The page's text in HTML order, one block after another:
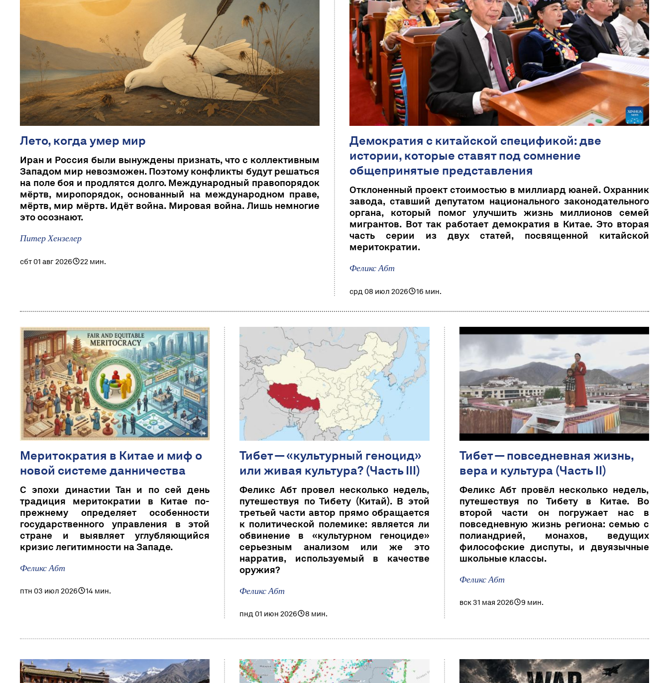
Лето, когда умер мир
Иран и Россия были вынуждены признать, что с коллективным
Западом мир невозможен. Поэтому конфликты будут решаться
на поле боя и продлятся долго. Международный правопорядок
мёртв, миропорядок, основанный на международном праве,
мёртв, мир мёртв. Идёт война. Мировая война. Лишь немногие
это осознают.
Питер Хензелер
сбт 01 авг 2026 22 мин.
Демократия с китайской спецификой: две
истории, которые ставят под сомнение
общепринятые представления
Отклоненный проект стоимостью в миллиард юаней. Охранник
завода, ставший депутатом национального законодательного
органа, который помог улучшить жизнь миллионов семей
мигрантов. Вот так работает демократия в Китае. Это вторая
часть серии из двух статей, посвященной китайской
меритократии.
Феликс Абт
срд 08 июл 2026 16 мин.
Меритократия в Китае и миф о
новой системе данничества
С эпохи династии Тан и по сей день
традиция меритократии в Китае по-
прежнему определяет особенности
государственного управления в этой
стране и выявляет углубляющийся
кризис легитимности на Западе.
Феликс Абт
птн 03 июл 2026 14 мин.
Тибет — «культурный геноцид»
или живая культура? (Часть III)
Феликс Абт провел несколько недель,
путешествуя по Тибету (Китай). В этой
третьей части автор прямо обращается
к политической полемике: является ли
обвинение в «культурном геноциде»
серьезным анализом или же это
нарратив, используемый в качестве
оружия?
Феликс Абт
пнд 01 июн 2026 8 мин.
Тибет — повседневная жизнь,
вера и культура (Часть II)
Феликс Абт провёл несколько недель,
путешествуя по Тибету в Китае. Во
второй части он погружает нас в
повседневную жизнь региона: семью с
полиандрией, монахов, ведущих
философские диспуты, и двуязычные
школьные классы.
Феликс Абт
вск 31 мая 2026 9 мин.